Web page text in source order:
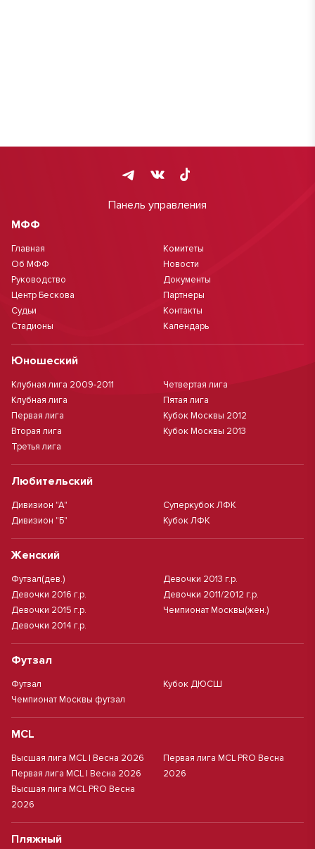
Панель управления
МФФ
Главная
Об МФФ
Руководство
Центр Бескова
Судьи
Стадионы
Комитеты
Новости
Документы
Партнеры
Контакты
Календарь
Юношеский
Клубная лига 2009-2011
Клубная лига
Первая лига
Вторая лига
Третья лига
Четвертая лига
Пятая лига
Кубок Москвы 2012
Кубок Москвы 2013
Любительский
Дивизион "А"
Дивизион "Б"
Суперкубок ЛФК
Кубок ЛФК
Женский
Футзал(дев.)
Девочки 2016 г.р.
Девочки 2015 г.р.
Девочки 2014 г.р.
Девочки 2013 г.р.
Девочки 2011/2012 г.р.
Чемпионат Москвы(жен.)
Футзал
Футзал
Чемпионат Москвы футзал
Кубок ДЮСШ
MCL
Высшая лига MCL | Весна 2026
Первая лига MCL | Весна 2026
Высшая лига MCL PRO Весна
2026
Первая лига MCL PRO Весна
2026
Пляжный